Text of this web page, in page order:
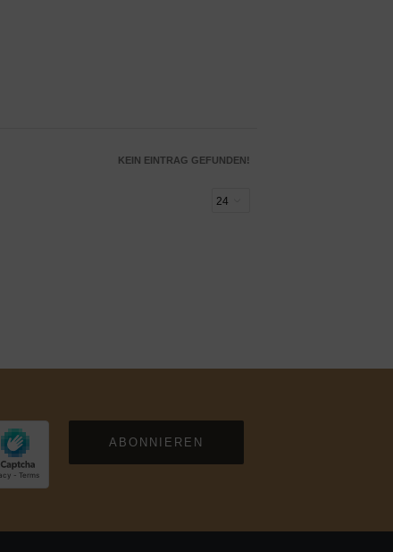
KEIN EINTRAG GEFUNDEN!
ABONNIEREN